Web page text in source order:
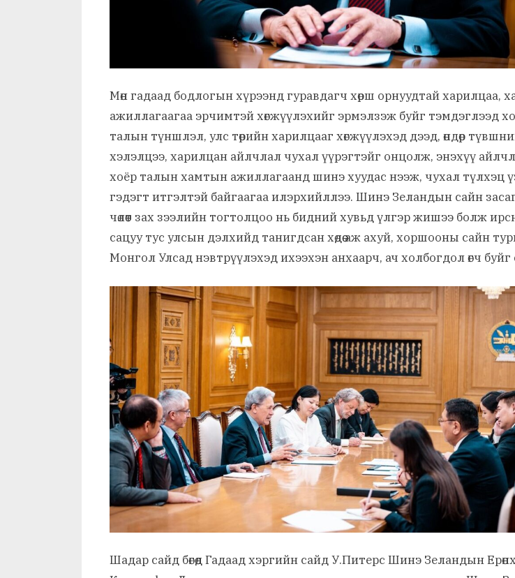
Мөн гадаад бодлогын хүрээнд гуравдагч хөрш орнуудтай харилцаа,
ажиллагаагаа эрчимтэй хөгжүүлэхийг эрмэлзэж буйг тэмдэглээд
талын түншлэл, улс төрийн харилцааг хөгжүүлэхэд дээд, өндөр
хэлэлцээ, харилцан айлчлал чухал үүрэгтэйг онцолж, энэхүү
хоёр талын хамтын ажиллагаанд шинэ хуудас нээж, чухал түлхэц
гэдэгт итгэлтэй байгаагаа илэрхийллээ. Шинэ Зеландын сайн
чөлөөт зах зээлийн тогтолцоо нь бидний хувьд үлгэр жишээ болж
сацуу тус улсын дэлхийд танигдсан хөдөө аж ахуй, хоршооны сайн
Монгол Улсад нэвтрүүлэхэд ихээхэн анхаарч, ач холбогдол өгч
Шадар сайд бөгөөд Гадаад хэргийн сайд У.Питерс Шинэ Зеландын